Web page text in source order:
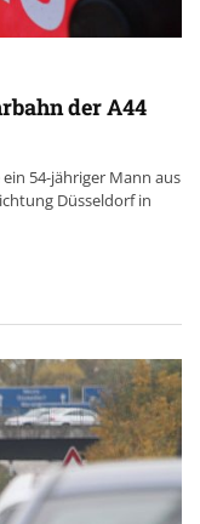
der A44
54-jähriger Mann aus
Düsseldorf in